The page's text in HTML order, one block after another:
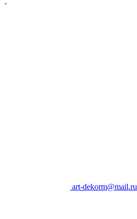
art-dekorm@mail.ru